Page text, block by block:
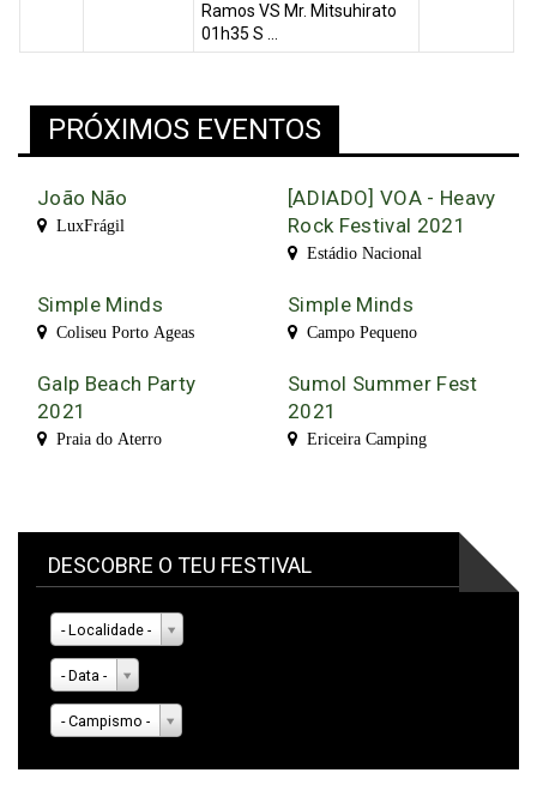
Ramos VS Mr. Mitsuhirato
01h35 S ...
PRÓXIMOS EVENTOS
João Não
LuxFrágil
[ADIADO] VOA - Heavy
Rock Festival 2021
Estádio Nacional
Simple Minds
Coliseu Porto Ageas
Simple Minds
Campo Pequeno
Galp Beach Party
2021
Praia do Aterro
Sumol Summer Fest
2021
Ericeira Camping
DESCOBRE O TEU FESTIVAL
- Localidade -
- Data -
- Campismo -